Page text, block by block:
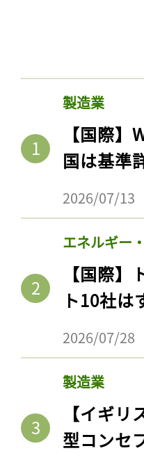
製造業
【国際
国は基準
2026/07/13
エネルギー
【国際
ト10社は
2026/07/28
製造業
【イギ
型コンセ